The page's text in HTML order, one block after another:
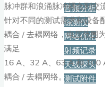
音频分析
综测仪
网络优化
射频记录
天线探头
测试附件
脉冲群和浪涌脉冲耦合到交
针对不同的测试需求和设备
耦合 / 去耦网络，电压范围
满足
16 A、32 A、63 A 和 100
耦合 / 去耦网络。